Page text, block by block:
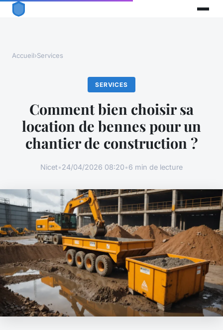
Accueil›Services
SERVICES
Comment bien choisir sa
location de bennes pour un
chantier de construction ?
Nicet•24/04/2026 08:20•6 min de lecture